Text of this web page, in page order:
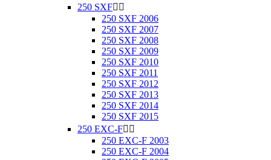
250 SXF 
250 SXF 2006
250 SXF 2007
250 SXF 2008
250 SXF 2009
250 SXF 2010
250 SXF 2011
250 SXF 2012
250 SXF 2013
250 SXF 2014
250 SXF 2015
250 EXC-F 
250 EXC-F 2003
250 EXC-F 2004